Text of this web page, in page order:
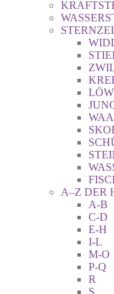
A–Z DER
A-B
C-D
E-H
I-L
M-O
P-Q
R
S